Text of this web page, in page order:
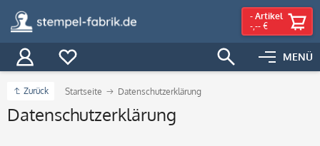
MENÜ
- Artikel
-,-- €
Zurück Startseite Datenschutzerklärung
Datenschutzerklärung